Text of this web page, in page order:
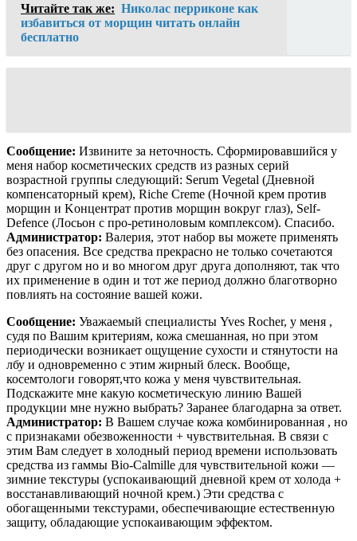
Читайте так же: Николас перриконе как
избавиться от морщин читать онлайн
бесплатно
Сообщение: Извините за неточность. Сформировавшийся у
меня набор косметических средств из разных серий
возрастной группы следующий: Serum Vegetal (Дневной
компенсаторный крем), Riche Creme (Ночной крем против
морщин и Kонцентрат против морщин вокруг глаз), Self-
Defence (Лосьон с про-ретиноловым комплексом). Спасибо.
Администратор: Валерия, этот набор вы можете применять
без опасения. Все средства прекрасно не только сочетаются
друг с другом но и во многом друг друга дополняют, так что
их применение в один и тот же период должно благотворно
повлиять на состояние вашей кожи.
Сообщение: Уважаемый специалисты Yves Rocher, у меня ,
судя по Вашим критериям, кожа смешанная, но при этом
периодически возникает ощущение сухости и стянутости на
лбу и одновременно с этим жирный блеск. Вообще,
косемтологи говорят,что кожа у меня чувствительная.
Подскажите мне какую косметическую линию Вашей
продукции мне нужно выбрать? Заранее благодарна за ответ.
Администратор: В Вашем случае кожа комбинированная , но
с признаками обезвоженности + чувствительная. В связи с
этим Вам следует в холодный период времени использовать
средства из гаммы Bio-Calmille для чувствительной кожи —
зимние текстуры (успокаивающий дневной крем от холода +
восстанавливающий ночной крем.) Эти средства с
обогащенными текстурами, обеспечивающие естественную
защиту, обладающие успокаивающим эффектом.